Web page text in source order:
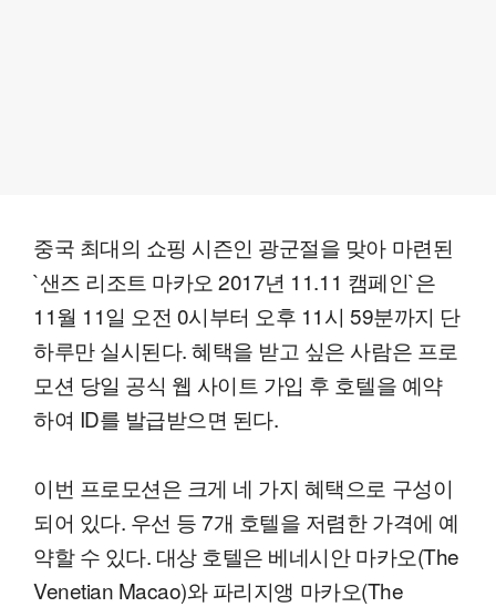
중국 최대의 쇼핑 시즌인 광군절을 맞아 마련된
`샌즈 리조트 마카오 2017년 11.11 캠페인`은
11월 11일 오전 0시부터 오후 11시 59분까지 단
하루만 실시된다. 혜택을 받고 싶은 사람은 프로
모션 당일 공식 웹 사이트 가입 후 호텔을 예약
하여 ID를 발급받으면 된다.
이번 프로모션은 크게 네 가지 혜택으로 구성이
되어 있다. 우선 등 7개 호텔을 저렴한 가격에 예
약할 수 있다. 대상 호텔은 베네시안 마카오(The
Venetian Macao)와 파리지앵 마카오(The